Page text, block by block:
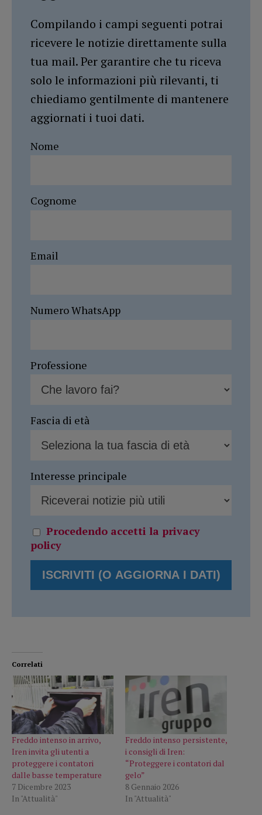
Compilando i campi seguenti potrai
ricevere le notizie direttamente sulla
tua mail. Per garantire che tu riceva
solo le informazioni più rilevanti, ti
chiediamo gentilmente di mantenere
aggiornati i tuoi dati.
Nome
Cognome
Email
Numero WhatsApp
Professione
Fascia di età
Interesse principale
Procedendo accetti la privacy
policy
Correlati
Freddo intenso in arrivo,
Iren invita gli utenti a
proteggere i contatori
dalle basse temperature
7 Dicembre 2023
In "Attualità"
Freddo intenso persistente,
i consigli di Iren:
“Proteggere i contatori dal
gelo”
8 Gennaio 2026
In "Attualità"